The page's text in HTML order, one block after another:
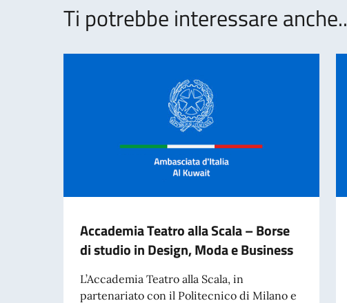
Ti potrebbe interessare anche..
Accademia Teatro alla Scala – Borse
di studio in Design, Moda e Business
L’Accademia Teatro alla Scala, in
partenariato con il Politecnico di Milano e